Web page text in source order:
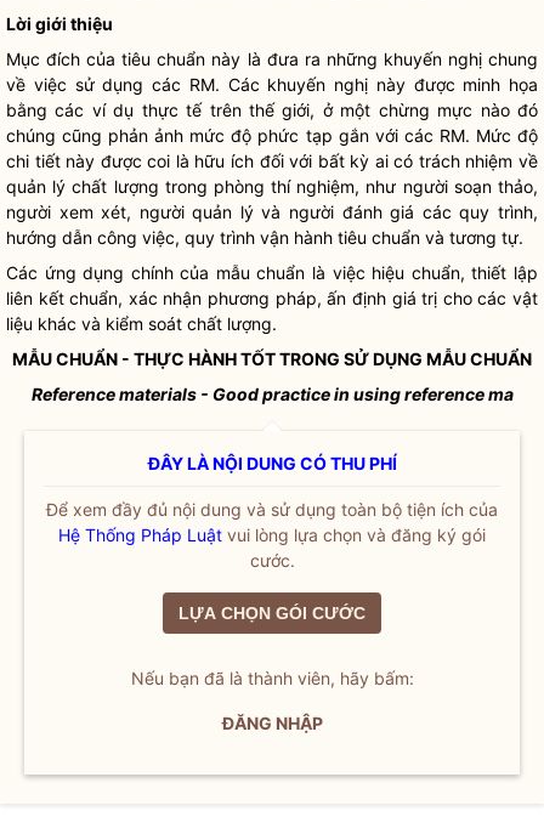
Lời giới thiệu
Mục đích của tiêu chuẩn này là đưa ra những khuyến nghị chung
về việc sử dụng các RM. Các khuyến nghị này được minh họa
bằng các ví dụ thực tế trên thế giới, ở một chừng mực nào đó
chúng cũng phản ảnh mức độ phức tạp gắn với các RM. Mức độ
chi tiết này được coi là hữu ích đối với bất kỳ ai có trách nhiệm về
quản lý chất lượng trong phòng thí nghiệm, như người soạn thảo,
người xem xét, người quản lý và người đánh giá các quy trình,
hướng dẫn công việc, quy trình vận hành tiêu chuẩn và tương tự.
Các ứng dụng chính của mẫu chuẩn là việc hiệu chuẩn, thiết lập
liên kết chuẩn, xác nhận phương pháp, ấn định giá trị cho các vật
liệu khác và kiểm soát chất lượng.
MẪU CHUẨN - THỰC HÀNH TỐT TRONG SỬ DỤNG MẪU CHUẨN
Reference materials - Good practice in using reference ma
ĐÂY LÀ NỘI DUNG CÓ THU PHÍ
Để xem đầy đủ nội dung và sử dụng toàn bộ tiện ích của
Hệ Thống Pháp Luật vui lòng lựa chọn và đăng ký gói
cước.
LỰA CHỌN GÓI CƯỚC
Nếu bạn đã là thành viên, hãy bấm:
ĐĂNG NHẬP